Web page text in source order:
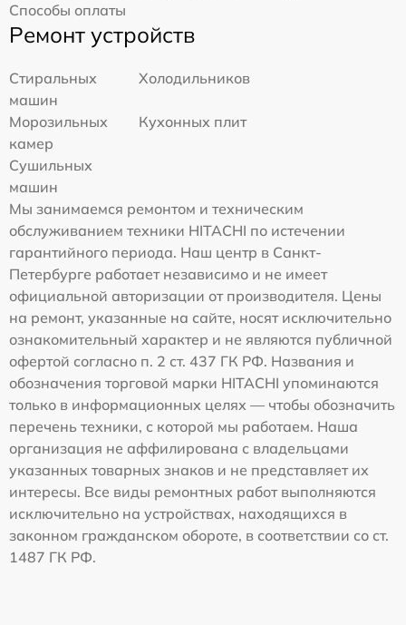
Способы оплаты
Ремонт устройств
Стиральных
машин
Холодильников
Морозильных
камер
Кухонных плит
Сушильных
машин
Мы занимаемся ремонтом и техническим
обслуживанием техники HITACHI по истечении
гарантийного периода. Наш центр в Санкт-
Петербурге работает независимо и не имеет
официальной авторизации от производителя. Цены
на ремонт, указанные на сайте, носят исключительно
ознакомительный характер и не являются публичной
офертой согласно п. 2 ст. 437 ГК РФ. Названия и
обозначения торговой марки HITACHI упоминаются
только в информационных целях — чтобы обозначить
перечень техники, с которой мы работаем. Наша
организация не аффилирована с владельцами
указанных товарных знаков и не представляет их
интересы. Все виды ремонтных работ выполняются
исключительно на устройствах, находящихся в
законном гражданском обороте, в соответствии со ст.
1487 ГК РФ.